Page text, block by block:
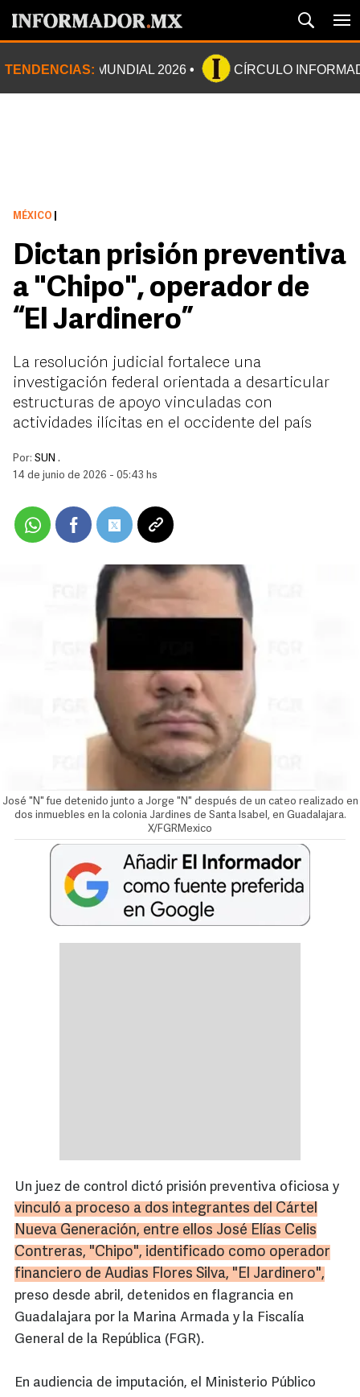
TENDENCIAS: MUNDIAL 2026 CÍRCULO
MÉXICO
Dictan prisión preventiva
a "Chipo", operador de
“El Jardinero”
La resolución judicial fortalece una
investigación federal orientada a desarticular
estructuras de apoyo vinculadas con
actividades ilícitas en el occidente del país
Por: SUN .
14 de junio de 2026 - 05:43 hs
José "N" fue detenido junto a Jorge "N" después de un cateo realizado en
dos inmuebles en la colonia Jardines de Santa Isabel, en Guadalajara.
X/FGRMexico
Un juez de control dictó prisión preventiva oficiosa y
vinculó a proceso a dos integrantes del Cártel
Nueva Generación, entre ellos José Elías Celis
Contreras, "Chipo", identificado como operador
financiero de Audias Flores Silva, "El Jardinero",
preso desde abril, detenidos en flagrancia en
Guadalajara por la Marina Armada y la Fiscalía
General de la República (FGR).
En audiencia de imputación, el Ministerio Público